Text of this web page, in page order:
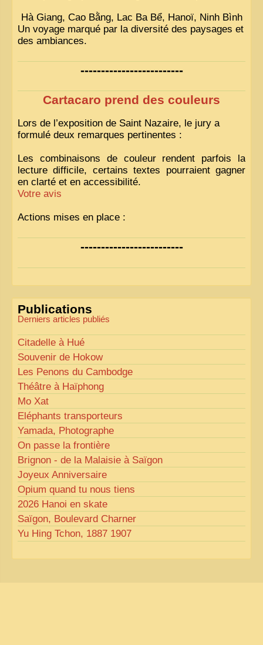
Hà Giang, Cao Bằng, Lac Ba Bể, Hanoï, Ninh Bình
Un voyage marqué par la diversité des paysages et
des ambiances.
-------------------------
Cartacaro prend des couleurs
Lors de l’exposition de Saint Nazaire, le jury a
formulé deux remarques pertinentes :
Les combinaisons de couleur rendent parfois la
lecture difficile, certains textes pourraient gagner
en clarté et en accessibilité.
Votre avis
Actions mises en place :
Nous avons déjà ajusté les couleurs pour améliorer
la lisibilité. Votre avis nous intéresse !
« Comme tout bon collectionneur le sait, la
perfection est un idéal… mais nous y travaillons
-------------------------
Publications
Derniers articles publiés
Citadelle à Hué
Souvenir de Hokow
Les Penons du Cambodge
Théâtre à Haïphong
Mo Xat
Eléphants transporteurs
Yamada, Photographe
On passe la frontière
Brignon - de la Malaisie à Saïgon
Joyeux Anniversaire
Opium quand tu nous tiens
2026 Hanoi en skate
Saïgon, Boulevard Charner
Yu Hing Tchon, 1887 1907